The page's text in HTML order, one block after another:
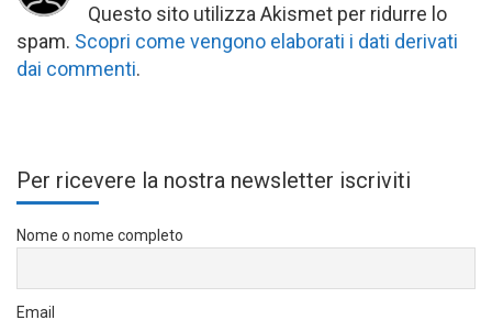
Questo sito utilizza Akismet per ridurre lo
spam. Scopri come vengono elaborati i dati derivati
dai commenti.
Per ricevere la nostra newsletter iscriviti
Nome o nome completo
Email